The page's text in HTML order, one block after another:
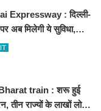
Expressway : दिल्ली-
अब मिलेगी ये सुविधा,
से तुरंत घायल पहुंचेगा
train : शरू हुई
तीन राज्यों के लाखों लोगों